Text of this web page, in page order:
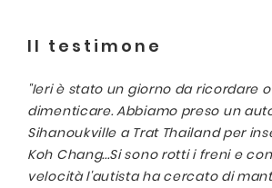
Il testimone
"Ieri è stato un giorno da ricordare
dimenticare. Abbiamo preso un
Sihanoukville a Trat Thailand per
Koh Chang...Si sono rotti i freni e
velocità l'autista ha cercato di